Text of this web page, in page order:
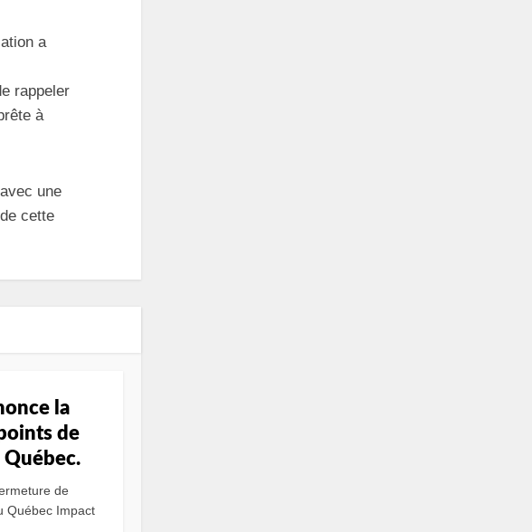
a
rappeler
à
une
cette
la
de
Québec.
de
Québec Impact